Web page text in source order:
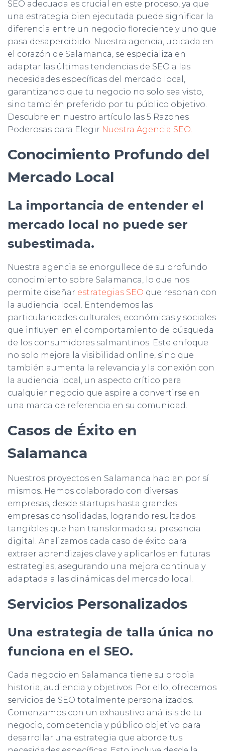
SEO adecuada es crucial en este proceso, ya que
una estrategia bien ejecutada puede significar la
diferencia entre un negocio floreciente y uno que
pasa desapercibido. Nuestra agencia, ubicada en
el corazón de Salamanca, se especializa en
adaptar las últimas tendencias de SEO a las
necesidades específicas del mercado local,
garantizando que tu negocio no solo sea visto,
sino también preferido por tu público objetivo.
Descubre en nuestro artículo las 5 Razones
Poderosas para Elegir Nuestra Agencia SEO.
Conocimiento Profundo del
Mercado Local
La importancia de entender el
mercado local no puede ser
subestimada.
Nuestra agencia se enorgullece de su profundo
conocimiento sobre Salamanca, lo que nos
permite diseñar estrategias SEO que resonan con
la audiencia local. Entendemos las
particularidades culturales, económicas y sociales
que influyen en el comportamiento de búsqueda
de los consumidores salmantinos. Este enfoque
no solo mejora la visibilidad online, sino que
también aumenta la relevancia y la conexión con
la audiencia local, un aspecto crítico para
cualquier negocio que aspire a convertirse en
una marca de referencia en su comunidad.
Casos de Éxito en
Salamanca
Nuestros proyectos en Salamanca hablan por sí
mismos. Hemos colaborado con diversas
empresas, desde startups hasta grandes
empresas consolidadas, logrando resultados
tangibles que han transformado su presencia
digital. Analizamos cada caso de éxito para
extraer aprendizajes clave y aplicarlos en futuras
estrategias, asegurando una mejora continua y
adaptada a las dinámicas del mercado local.
Servicios Personalizados
Una estrategia de talla única no
funciona en el SEO.
Cada negocio en Salamanca tiene su propia
historia, audiencia y objetivos. Por ello, ofrecemos
servicios de SEO totalmente personalizados.
Comenzamos con un exhaustivo análisis de tu
negocio, competencia y público objetivo para
desarrollar una estrategia que aborde tus